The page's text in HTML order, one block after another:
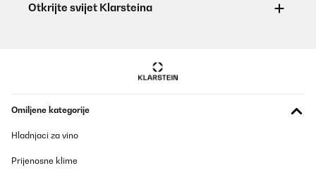
Omiljene kategorije
Hladnjaci za vino
Prijenosne klime